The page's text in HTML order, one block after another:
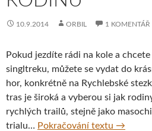
10.9.2014 ORBIL 1 KOMENTÁŘ
Pokud jezdíte rádi na kole a
singltreku, můžete se vydat do
hor, konkrétně na Rychlebské
tras je široká a vyberou si jak
rychlých trailů, stejně jako
trialu… Pokračování textu →